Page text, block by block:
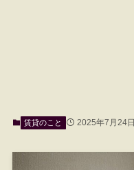
賃貸のこと 2025年7月24日